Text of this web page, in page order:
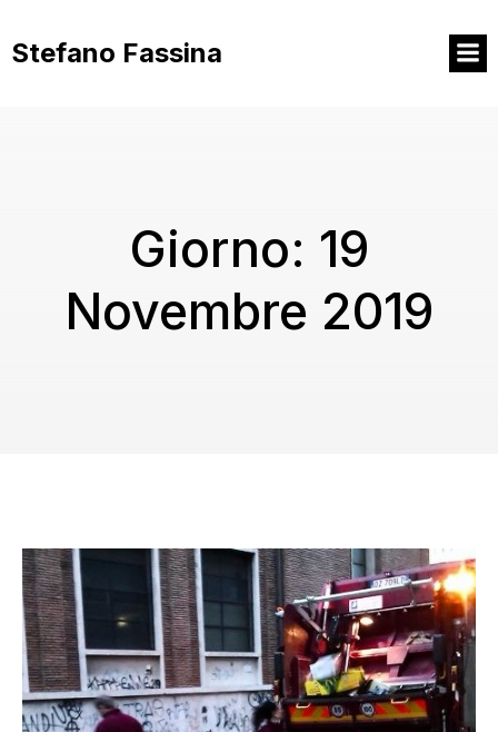
contenuto
Stefano Fassina
Giorno: 19
Novembre 2019